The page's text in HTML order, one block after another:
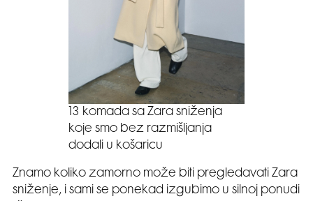
13 komada sa Zara sniženja
koje smo bez razmišljanja
dodali u košaricu
Znamo koliko zamorno može biti pregledavati Zara
sniženje, i sami se ponekad izgubimo u silnoj ponudi